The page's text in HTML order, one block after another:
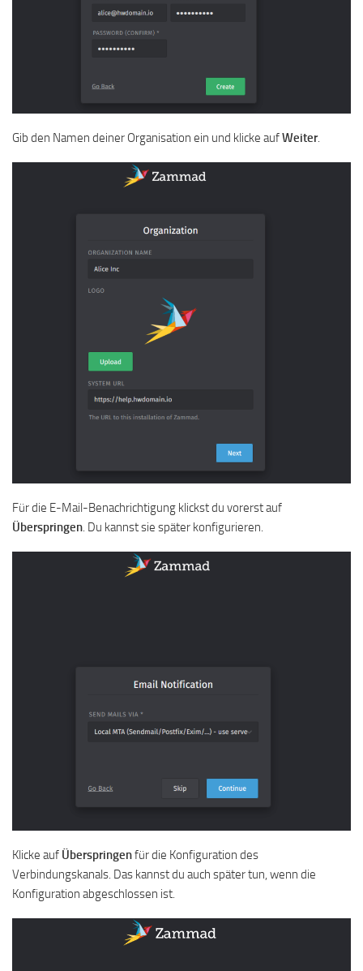
Gib den Namen deiner Organisation ein und klicke aufWeiter.
Für die E-Mail-Benachrichtigung klickst du vorerst auf
Überspringen. Du kannst sie später konfigurieren.
Klicke auf Überspringenfür die Konfiguration des
Verbindungskanals. Das kannst du auch später tun, wenn die
Konfiguration abgeschlossen ist.